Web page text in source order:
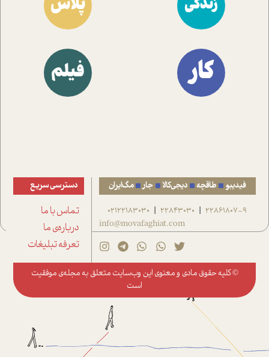
زندگی پلاس
کار فیلم
فیدیبو طاقچه دیجی‌کالا جار مگ‌ایران
22861807-9
|
22843030
|
02122183030
info@movafaghiat.com
دسترسی سریع
تماس با ما
درباره‌ی ما
تعرفه تبلیغات
© کلیه حقوق مادی و معنوی این وب‌سایت متعلق به مجله‌ی موفقیت
است